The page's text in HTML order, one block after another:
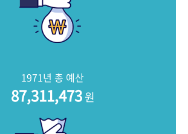
문서 기록물 행정박물
1971년 총 예산
87,311,473원